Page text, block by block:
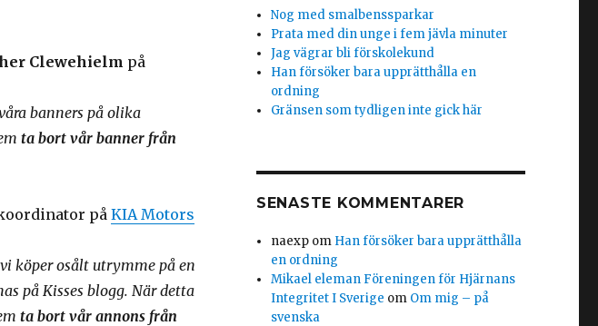
Clewehielm på
banners på olika
ta bort vår banner från
på KIA Motors
köper osålt utrymme på en
på Kisses blogg. När detta
ta bort vår annons från
Nog med smalbenssparkar
Prata med din unge i fem jävla minuter
Jag vägrar bli förskolekund
Han försöker bara upprätthålla en
ordning
Gränsen som tydligen inte gick här
SENASTE KOMMENTARER
naexp om Han försöker bara upprätthålla
en ordning
Mikael eleman Föreningen för Hjärnans
Integritet I Sverige om Om mig – på
svenska